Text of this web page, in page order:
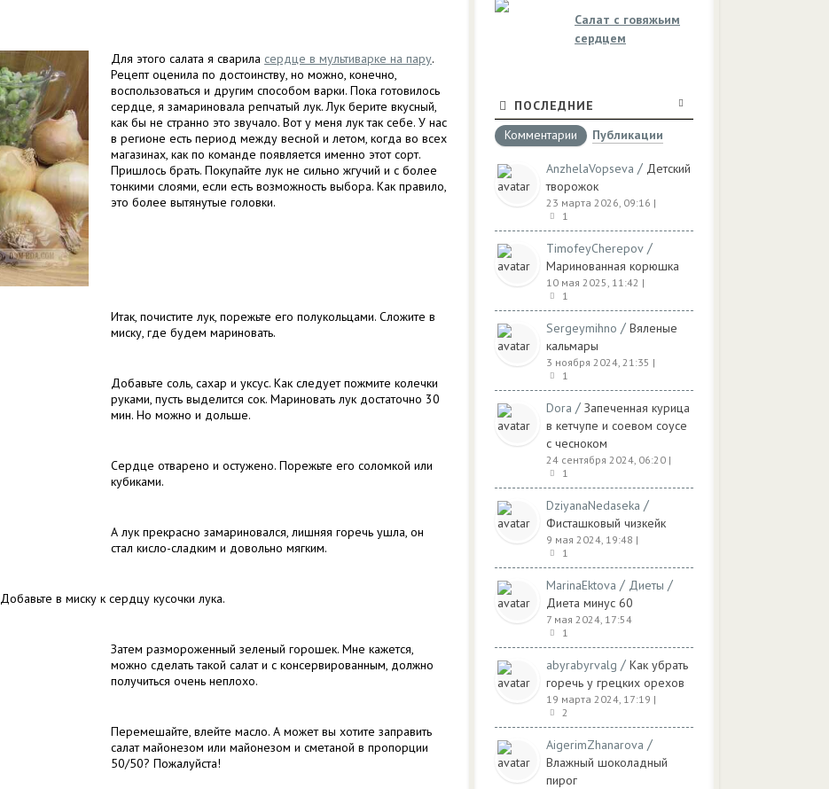
Для этого салата я сварила сердце в мультиварке на пару.
Рецепт оценила по достоинству, но можно, конечно,
воспользоваться и другим способом варки. Пока готовилось
сердце, я замариновала репчатый лук. Лук берите вкусный,
как бы не странно это звучало. Вот у меня лук так себе. У нас
в регионе есть период между весной и летом, когда во всех
магазинах, как по команде появляется именно этот сорт.
Пришлось брать. Покупайте лук не сильно жгучий и с более
тонкими слоями, если есть возможность выбора. Как правило,
это более вытянутые головки.
Итак, почистите лук, порежьте его полукольцами. Сложите в
миску, где будем мариновать.
Добавьте соль, сахар и уксус. Как следует пожмите колечки
руками, пусть выделится сок. Мариновать лук достаточно 30
мин. Но можно и дольше.
Сердце отварено и остужено. Порежьте его соломкой или
кубиками.
А лук прекрасно замариновался, лишняя горечь ушла, он
стал кисло-сладким и довольно мягким.
Добавьте в миску к сердцу кусочки лука.
Затем размороженный зеленый горошек. Мне кажется,
можно сделать такой салат и с консервированным, должно
получиться очень неплохо.
Перемешайте, влейте масло. А может вы хотите заправить
салат майонезом или майонезом и сметаной в пропорции
50/50? Пожалуйста!
Салат с говяжьим
сердцем
ПОСЛЕДНИЕ
Комментарии
Публикации
AnzhelaVopseva / Детский
творожок
23 марта 2026, 09:16 |
1
TimofeyCherepov /
Маринованная корюшка
10 мая 2025, 11:42 |
1
Sergeymihno / Вяленые
кальмары
3 ноября 2024, 21:35 |
1
Dora / Запеченная курица
в кетчупе и соевом соусе
с чесноком
24 сентября 2024, 06:20 |
1
DziyanaNedaseka /
Фисташковый чизкейк
9 мая 2024, 19:48 |
1
MarinaEktova / Диеты /
Диета минус 60
7 мая 2024, 17:54
1
abyrabyrvalg / Как убрать
горечь у грецких орехов
19 марта 2024, 17:19 |
2
AigerimZhanarova /
Влажный шоколадный
пирог